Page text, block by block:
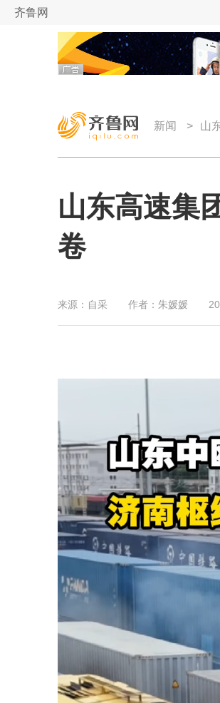
齐鲁网
新闻 > 山
山东高速集
卷
来源： 自采 作者： 朱媛媛